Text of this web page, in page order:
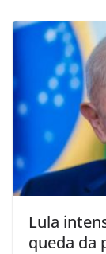
Lula
queda da